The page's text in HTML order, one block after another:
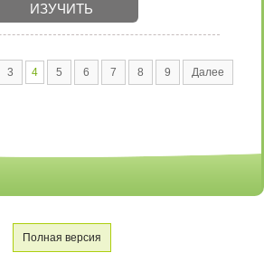
ИЗУЧИТЬ
3 4 5 6 7 8 9 Далее
Полная версия